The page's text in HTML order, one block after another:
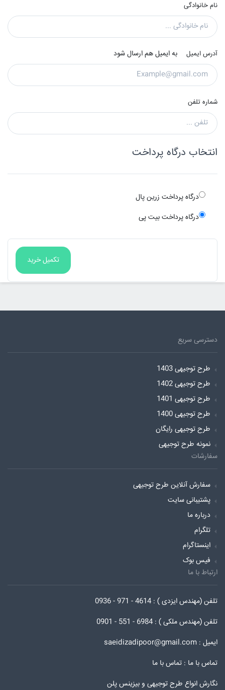
نام خانوادگی
آدرس ایمیل به ایمیل هم ارسال شود
شماره تلفن
انتخاب درگاه پرداخت
درگاه پرداخت زرین پال
درگاه پرداخت بیت پی
دسترسی سریع
طرح توجیهی 1403
طرح توجیهی 1402
طرح توجیهی 1401
طرح توجیهی 1400
طرح توجیهی رایگان
نمونه طرح توجیهی
سفارشات
سفارش آنلاین طرح توجیهی
پشتیبانی سایت
درباره ما
تلگرام
اینستاگرام
فیس بوک
ارتباط با ما
تلفن (مهندس ایزدی ) : 4614 - 971 - 0936
تلفن (مهندس ملکی ) : 6984 - 551 - 0901
ایمیل : saeidizadipoor@gmail.com
تماس با ما : تماس با ما
نگارش انواع طرح توجیهی و بیزینس پلن